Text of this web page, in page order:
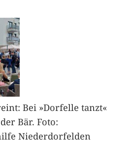
Bei »Dorfelle tanzt«
Bär. Foto:
Niederdorfelden